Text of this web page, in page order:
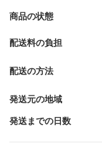
商品の状態
配送料の負担
配送の方法
発送元の地域
発送までの日数